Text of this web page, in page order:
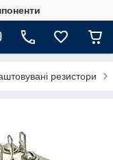
резистори